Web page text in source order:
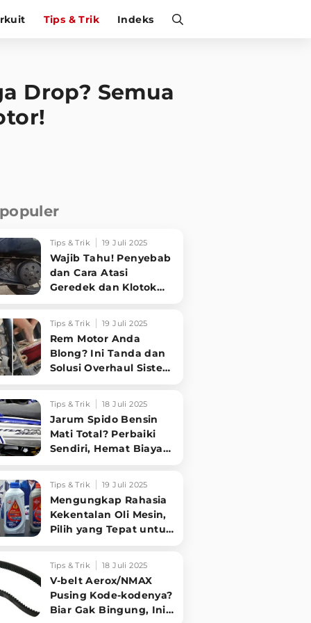
Tips & Trik Indeks
Drop? Semua
Tips & Trik 19 Juli 2025
Wajib Tahu! Penyebab
dan Cara Atasi
Geredek dan Klotok
Sampai Tuntas
Tips & Trik 19 Juli 2025
Rem Motor Anda
Blong? Ini Tanda dan
Solusi Overhaul Sistem
Tips & Trik 18 Juli 2025
Jarum Spido Bensin
Mati Total? Perbaiki
Sendiri, Hemat Biaya
Tips & Trik 19 Juli 2025
Mengungkap Rahasia
Kekentalan Oli Mesin,
Pilih yang Tepat untuk
Motormu!
Tips & Trik 18 Juli 2025
V-belt Aerox/NMAX
Pusing Kode-kodenya?
Biar Gak Bingung, Ini